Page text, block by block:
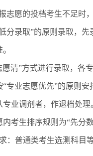
志愿的投档考生不足时
分录取”的原则录取，
清”方式进行录取，各
专业志愿优先”的原则
业调剂者，作退档处理
考生排序规则为“先分
：普通类考生选测科目